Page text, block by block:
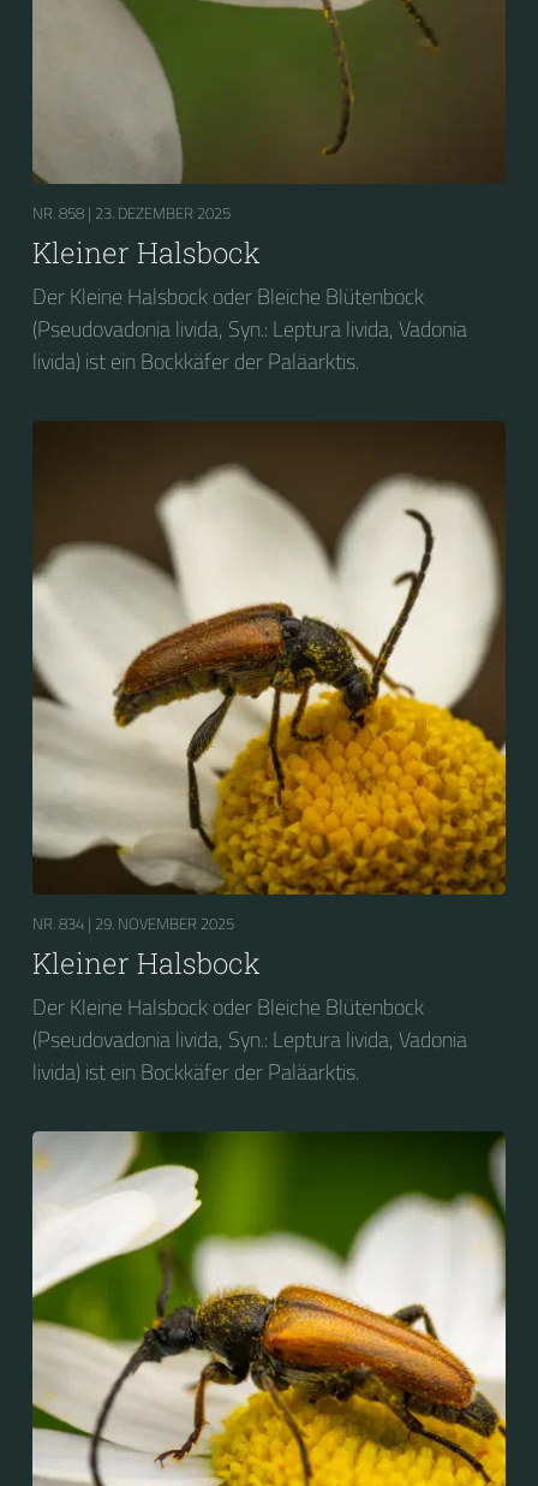
NR. 858 | 23. DEZEMBER 2025
Kleiner Halsbock
Der Kleine Halsbock oder Bleiche Blütenbock
(Pseudovadonia livida, Syn.: Leptura livida, Vadonia
livida) ist ein Bockkäfer der Paläarktis.
NR. 834 | 29. NOVEMBER 2025
Kleiner Halsbock
Der Kleine Halsbock oder Bleiche Blütenbock
(Pseudovadonia livida, Syn.: Leptura livida, Vadonia
livida) ist ein Bockkäfer der Paläarktis.